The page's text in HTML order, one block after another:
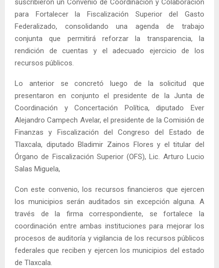
suscribieron un Convenio de Coordinación y Colaboración
para Fortalecer la Fiscalización Superior del Gasto
Federalizado, consolidando una agenda de trabajo
conjunta que permitirá reforzar la transparencia, la
rendición de cuentas y el adecuado ejercicio de los
recursos públicos.
Lo anterior se concretó luego de la solicitud que
presentaron en conjunto el presidente de la Junta de
Coordinación y Concertación Política, diputado Ever
Alejandro Campech Avelar, el presidente de la Comisión de
Finanzas y Fiscalización del Congreso del Estado de
Tlaxcala, diputado Bladimir Zainos Flores y el titular del
Órgano de Fiscalización Superior (OFS), Lic. Arturo Lucio
Salas Miguela,
Con este convenio, los recursos financieros que ejercen
los municipios serán auditados sin excepción alguna. A
través de la firma correspondiente, se fortalece la
coordinación entre ambas instituciones para mejorar los
procesos de auditoría y vigilancia de los recursos públicos
federales que reciben y ejercen los municipios del estado
de Tlaxcala.